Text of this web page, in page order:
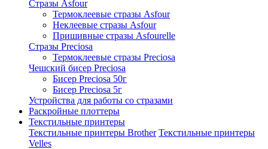
Стразы Asfour
Термоклеевые стразы Asfour
Неклеевые стразы Asfour
Пришивные стразы Asfourelle
Стразы Preciosa
Термоклеевые стразы Preciosa
Чешский бисер Preciosa
Бисер Preciosa 50г
Бисер Preciosa 5г
Устройства для работы со стразами
Раскройные плоттеры
Текстильные принтеры
Текстильные принтеры Brother Текстильные принтеры
Velles